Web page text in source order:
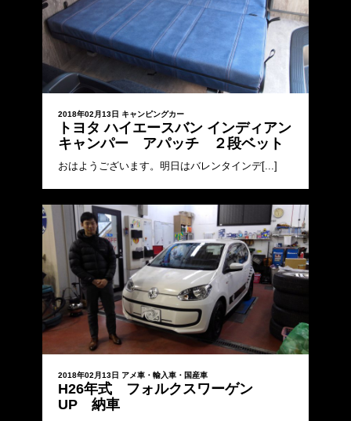
2018年02月13日 キャンピングカー
トヨタ ハイエースバン インディアン
キャンパー アパッチ ２段ベット
おはようございます。明日はバレンタインデ[...]
2018年02月13日 アメ車・輸入車・国産車
H26年式 フォルクスワーゲン
UP 納車